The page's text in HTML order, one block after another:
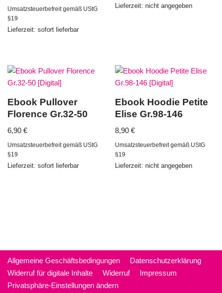
Umsatzsteuerbefreit gemäß UStG
§19
Lieferzeit: sofort lieferbar
Lieferzeit: nicht angegeben
Ebook Pullover
Florence Gr.32-50
6,90 €
Umsatzsteuerbefreit gemäß UStG
§19
Lieferzeit: sofort lieferbar
Ebook Hoodie Petite
Elise Gr.98-146
8,90€
Umsatzsteuerbefreit gemäß UStG
§19
Lieferzeit: nicht angegeben
Allgemeine Geschäftsbedingungen
Datenschutzerklärung
Widerruf für digitale Inhalte
Widerruf
Impressum
Privatsphäre-Einstellungen ändern